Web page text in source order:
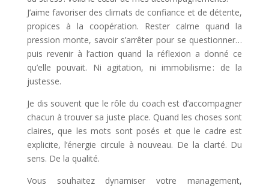
J’aime favoriser des climats de confiance et de détente,
propices à la coopération. Rester calme quand la
pression monte, savoir s’arrêter pour se questionner…
puis revenir à l’action quand la réflexion a donné ce
qu’elle pouvait. Ni agitation, ni immobilisme : de la
justesse.
Je dis souvent que le rôle du coach est d’accompagner
chacun à trouver sa juste place. Quand les choses sont
claires, que les mots sont posés et que le cadre est
explicite, l’énergie circule à nouveau. De la clarté. Du
sens. De la qualité.
Vous souhaitez dynamiser votre management,